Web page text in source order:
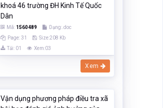
khoá 46 trường ĐH Kinh Tế Quốc
Dân
Mã: 1560489
Dạng:.doc
Page: 31
Size:208 Kb
Tải: 01
Xem:03
Xem
Vận dụng phương pháp điều tra xã